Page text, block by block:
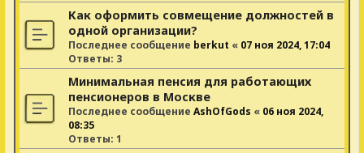
Как оформить совмещение должностей в
одной организации?
Последнее сообщение berkut « 07 ноя 2024, 17:04
Ответы: 3
Минимальная пенсия для работающих
пенсионеров в Москве
Последнее сообщение AshOfGods « 06 ноя 2024,
08:35
Ответы: 1